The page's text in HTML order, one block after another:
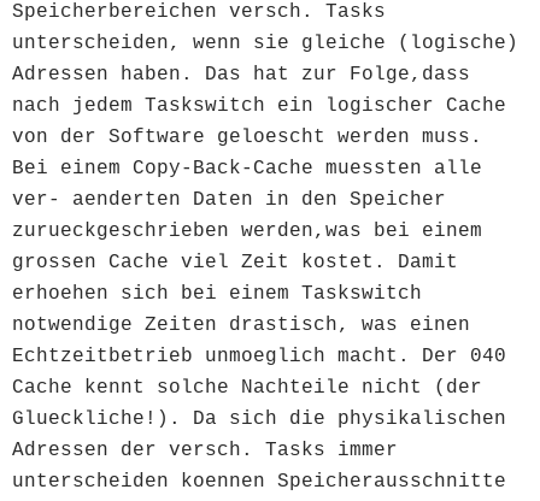
Speicherbereichen versch. Tasks
unterscheiden, wenn sie gleiche (logische)
Adressen haben. Das hat zur Folge,dass
nach jedem Taskswitch ein logischer Cache
von der Software geloescht werden muss.
Bei einem Copy-Back-Cache muessten alle
ver- aenderten Daten in den Speicher
zurueckgeschrieben werden,was bei einem
grossen Cache viel Zeit kostet. Damit
erhoehen sich bei einem Taskswitch
notwendige Zeiten drastisch, was einen
Echtzeitbetrieb unmoeglich macht. Der 040
Cache kennt solche Nachteile nicht (der
Glueckliche!). Da sich die physikalischen
Adressen der versch. Tasks immer
unterscheiden koennen Speicherausschnitte